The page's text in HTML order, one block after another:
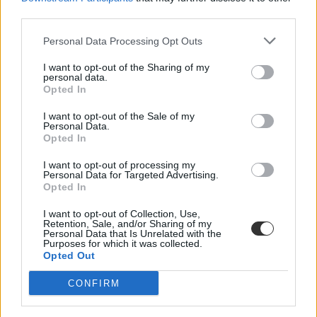
Personal Data Processing Opt Outs
I want to opt-out of the Sharing of my
personal data.
Opted In
I want to opt-out of the Sale of my
Personal Data.
Opted In
I want to opt-out of processing my
Personal Data for Targeted Advertising.
Opted In
I want to opt-out of Collection, Use,
Retention, Sale, and/or Sharing of my
Personal Data that Is Unrelated with the
Purposes for which it was collected.
Opted Out
CONFIRM
BME
új szakok
új képzés